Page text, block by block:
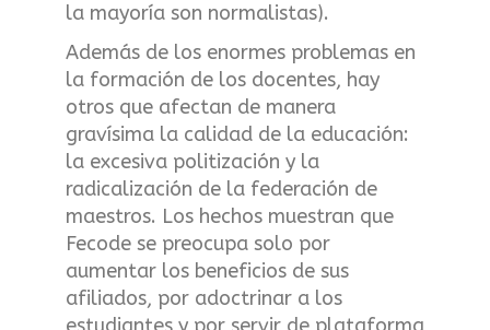
la mayoría son normalistas).
Además de los enormes problemas en
la formación de los docentes, hay
otros que afectan de manera
gravísima la calidad de la educación:
la excesiva politización y la
radicalización de la federación de
maestros. Los hechos muestran que
Fecode se preocupa solo por
aumentar los beneficios de sus
afiliados, por adoctrinar a los
estudiantes y por servir de plataforma